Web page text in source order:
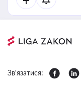
Зв'язатися: